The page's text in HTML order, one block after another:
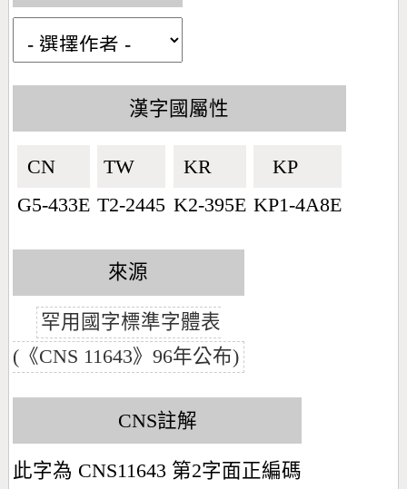
漢字國屬性
CN🇨🇳
G5-433E
TW🇹🇼
T2-2445
KR🇰🇷
K2-395E
KP🇰🇵
KP1-4A8E
來源
罕用國字標準字體表
(《CNS 11643》96年公布)
CNS註解
此字為 CNS11643 第2字面正編碼